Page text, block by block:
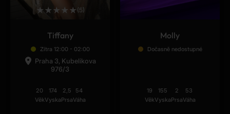
★ ★ ★ ★ ★(5)
Tiffany
Zítra 12:00 - 02:00
Praha 3, Kubelikova
976/3
20
Věk
174
Vyska
2,5
Prsa
54
Váha
Molly
Dočasně nedostupné
19
Věk
155
Vyska
2
Prsa
53
Váha